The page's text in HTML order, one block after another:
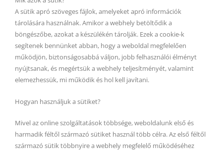
A sütik apró szöveges fájlok, amelyeket apró információk
tárolására használnak. Amikor a webhely betöltődik a
böngészőbe, azokat a készülékén tárolják. Ezek a cookie-k
segítenek bennünket abban, hogy a weboldal megfelelően
működjön, biztonságosabbá váljon, jobb felhasználói élményt
nyújtsanak, és megértsük a webhely teljesítményét, valamint
elemezhessük, mi működik és hol kell javítani.
Hogyan használjuk a sütiket?
Mivel az online szolgáltatások többsége, weboldalunk első és
harmadik féltől származó sütiket használ több célra. Az első féltől
származó sütik többnyire a webhely megfelelő működéséhez